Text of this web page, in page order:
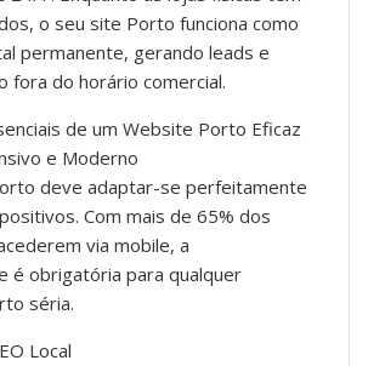
o seu site Porto funciona como
permanente, gerando leads e
fora do horário comercial.
de um Website Porto Eficaz
e Moderno
deve adaptar-se perfeitamente
Com mais de 65% dos
via mobile, a
é obrigatória para qualquer
séria.
Local